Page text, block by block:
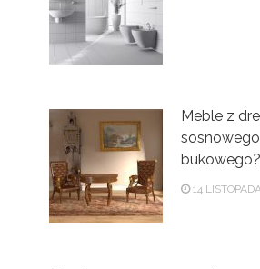
Meble z
bukowego?
14